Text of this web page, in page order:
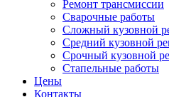
Ремонт трансмиссии
Сварочные работы
Сложный кузовной
Средний кузовной
Срочный кузовной
Стапельные работы
Цены
Контакты